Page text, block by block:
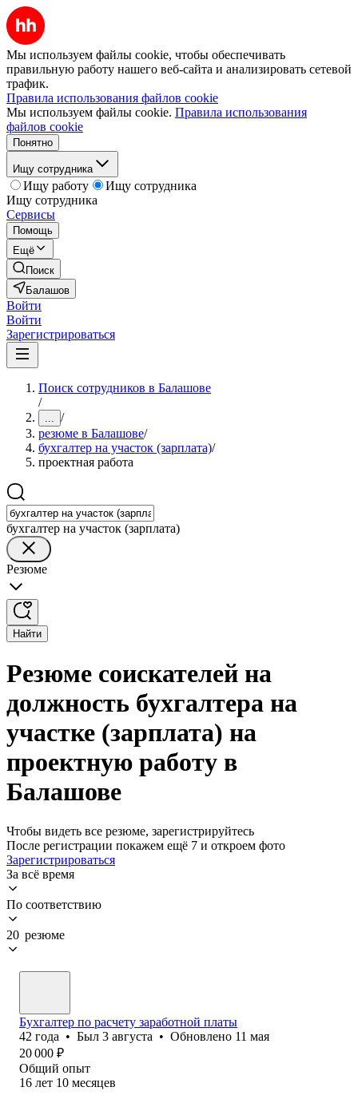
Мы используем файлы cookie, чтобы обеспечивать
правильную работу нашего веб-сайта и анализировать сетевой
трафик.
Правила использования файлов cookie
Мы используем файлы cookie. Правила использования
файлов cookie
Понятно
Ищу сотрудника
Ищу работу
Ищу сотрудника
Ищу сотрудника
Сервисы
Помощь
Ещё
Поиск
Балашов
Войти
Войти
Зарегистрироваться
Поиск сотрудников в Балашове
/
... /
резюме в Балашове/
бухгалтер на участок (зарплата)/
проектная работа
бухгалтер на участок (зарплата)
Резюме
Найти
Резюме соискателей на
должность бухгалтера на
участке (зарплата) на
проектную работу в
Балашове
Чтобы видеть все резюме, зарегистрируйтесь
После регистрации покажем ещё 7 и откроем фото
Зарегистрироваться
За всё время
По соответствию
20 резюме
Бухгалтер по расчету заработной платы
42 года • Был 3 августа • Обновлено 11 мая
20 000 ₽
Общий опыт
16 лет 10 месяцев